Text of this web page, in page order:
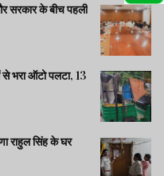
सरकार के बीच पहली
भरा ऑटो पलटा, 13